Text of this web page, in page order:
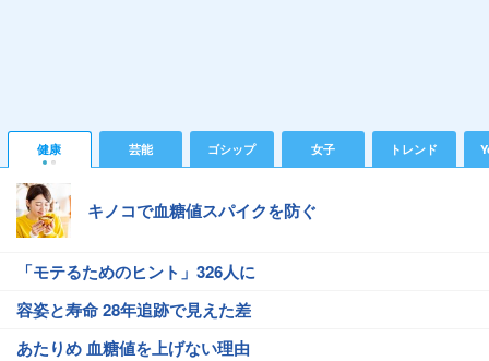
健康 芸能 ゴシップ 女子 トレンド
キノコで血糖値スパイクを防ぐ
「モテるためのヒント」326人に
容姿と寿命 28年追跡で見えた差
あたりめ 血糖値を上げない理由